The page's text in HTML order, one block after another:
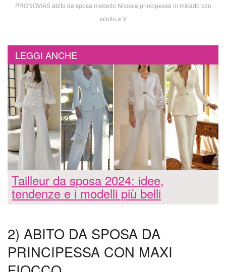
PRONOVIAS abito da sposa modello Nicosia principessa in mikado con
scollo a V
LEGGI ANCHE
Tailleur da sposa 2024: idee,
tendenze e i modelli più belli
2) ABITO DA SPOSA DA
PRINCIPESSA CON MAXI